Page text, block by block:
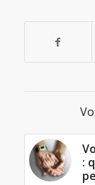
: